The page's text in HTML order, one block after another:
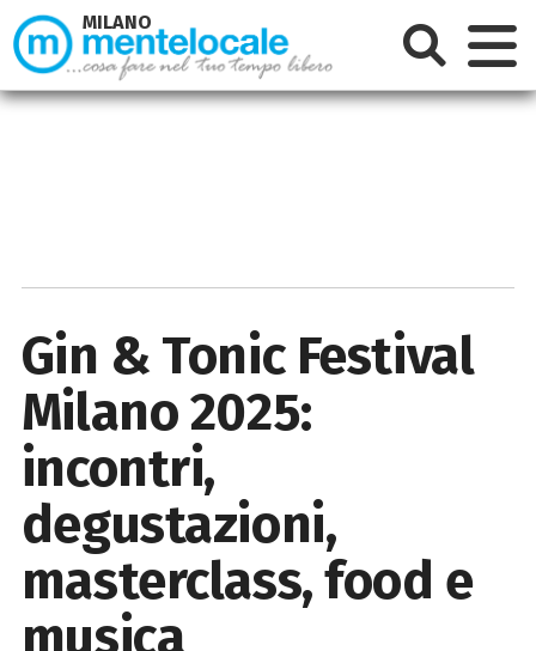
Gin & Tonic Festival
Milano 2025:
incontri,
degustazioni,
masterclass, food e
musica
MILANO